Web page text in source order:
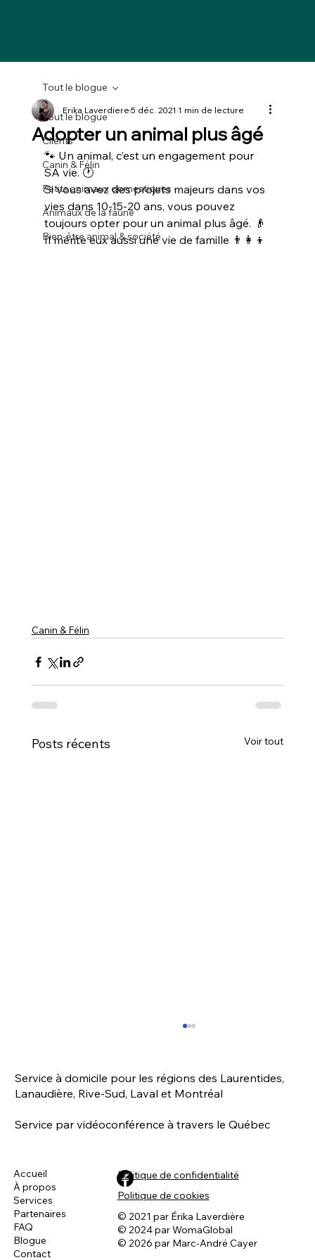
Tout le blogue
Clients
Canin & Félin
Petits animaux domestiques
Animaux de la faune
Bien-être animal & société
Tout le blogue
Adopter un animal plus âgé
Erika Laverdiere5 déc. 2021 1 min de lecture
🐾 Un animal, c’est un engagement pour
SA vie. 🕐
Si vous avez des projets majeurs dans vos
vies dans 10-15-20 ans, vous pouvez
toujours opter pour un animal plus âgé. 👴
Il mérite eux aussi une vie de famille 👨‍👩‍👦
Canin & Félin
Posts récents Voir tout
Connaissez-vous la vrai définition de la
dominance ? 🤔
Politique de confidentialité
Politique de cookies
© 2021 par Érika Laverdière
© 2024 par WomaGlobal
© 2026 par Marc-André Cayer
Service à domicile pour les régions des Laurentides,
Lanaudière, Rive-Sud, Laval et Montréal
Service par vidéoconférence à travers le Québec
Accueil
À propos
Services
Partenaires
FAQ
Blogue
Contact